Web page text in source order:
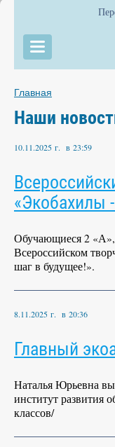
Главная
Наши
10.11.2025 г. в 23:59
«Экобахилы
Обучающиеся 2 «А»,
Всероссийском
шаг в будущее!».
8.11.2025 г. в 20:36
Главный
Наталья Юрьевна
институт развития
классов/